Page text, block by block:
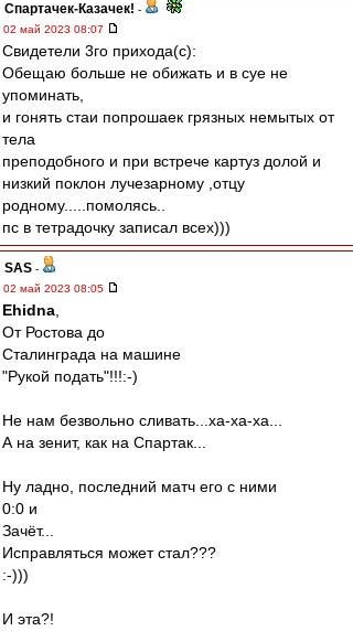
Спартачек-Казачек! -
02 май 2023 08:07
Свидетели 3го прихода(с):
Обещаю больше не обижать и в суе не
упоминать,
и гонять стаи попрошаек грязных немытых от
тела
преподобного и при встрече картуз долой и
низкий поклон лучезарному ,отцу
родному.....помолясь..
пс в тетрадочку записал всех)))
SAS -
02 май 2023 08:05
Ehidna
От Ростова до
Сталинграда на машине
"Рукой подать"!!!:-)
Не нам безвольно сливать...ха-ха-ха...
А на зенит, как на Спартак...
Ну ладно, последний матч его с ними
0:0 и
Зачёт...
Исправляться может стал???
:-)))
И эта?!